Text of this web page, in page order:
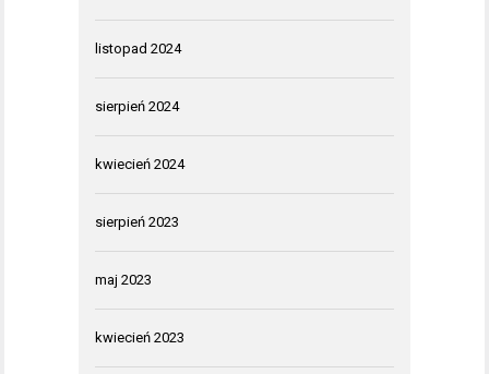
listopad 2024
sierpień 2024
kwiecień 2024
sierpień 2023
maj 2023
kwiecień 2023